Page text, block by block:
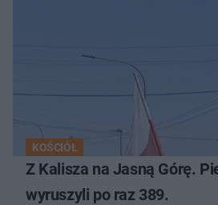
KOŚCIÓŁ
Z Kalisza na Jasną Górę.
wyruszyli po raz 389.